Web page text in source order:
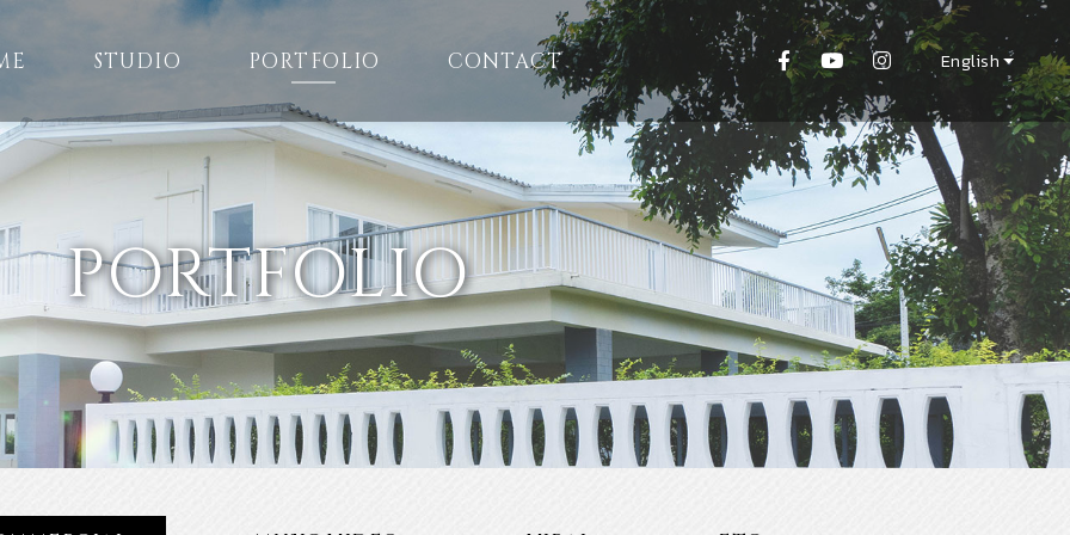
STUDIO PORTFOLIO CONTACT English
PORTFOLIO